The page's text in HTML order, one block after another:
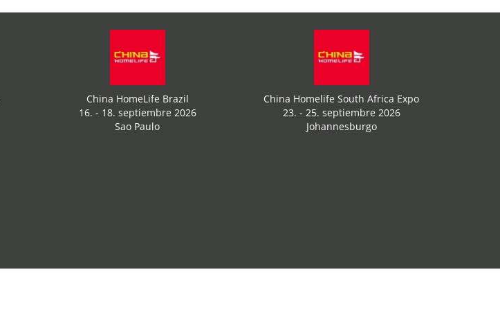
China HomeLife Brazil
16. - 18. septiembre 2026
Sao Paulo
China Homelife South Africa Expo
23. - 25. septiembre 2026
Johannesburgo